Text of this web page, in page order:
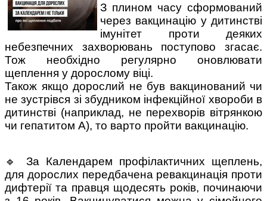
З плином часу сформований
через вакцинацію у дитинстві
імунітет проти деяких
небезпечних захворювань поступово згасає.
Тож необхідно регулярно оновлювати
щеплення у дорослому віці.
Також якщо дорослий не був вакцинований чи
не зустрівся зі збудником інфекційної хвороби в
дитинстві (наприклад, не перехворів вітрянкою
чи гепатитом А), то варто пройти вакцинацію.
🔹 За Календарем профілактичних щеплень,
для дорослих передбачена ревакцинація проти
дифтерії та правця щодесять років, починаючи